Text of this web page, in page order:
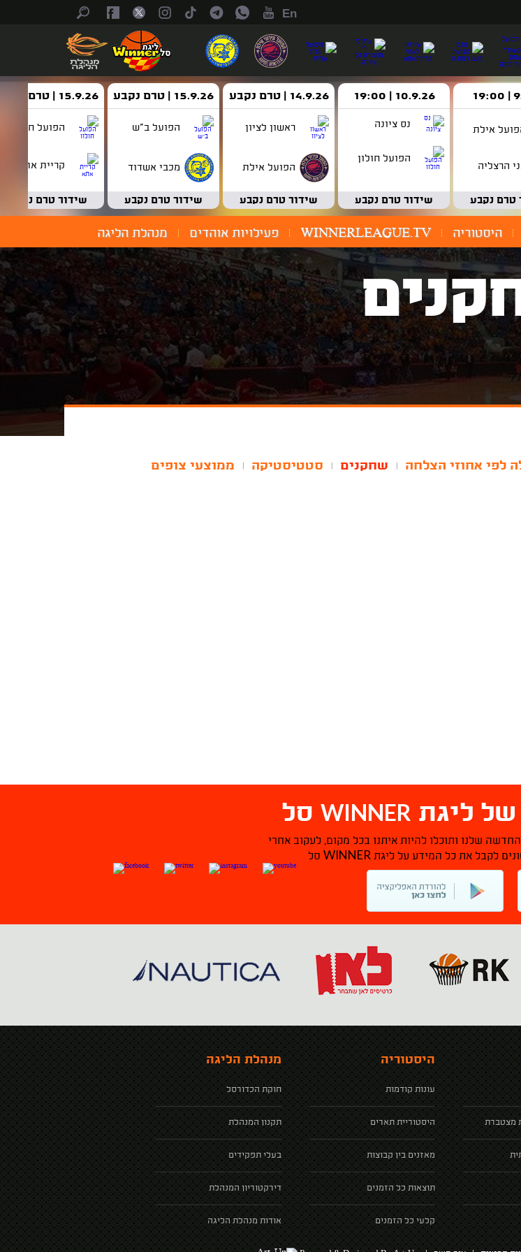
En
אילת
הרצליה
טרם נקבע
10.9.26 | 19:00
נס ציונה
הפועל חולון
שידור טרם נקבע
14.9.26 | טרם נקבע
ראשון לציון
הפועל אילת
שידור טרם נקבע
15.9.26 | טרם נקבע
הפועל ב"ש
מכבי אשדוד
שידור טרם נקבע
15.9.26 | טרם נקבע
הפועל חולון
קריית אתא
שידור טרם נקבע
היסטוריה WINNERLEAGUE.TV פעילויות אוהדים מנהלת הליגה
לפי אחוזי הצלחה שחקנים סטטיסטיקה ממוצעי צופים
ליגת WINNER סל
שלנו ותוכלו להיות איתנו בכל מקום, לעקוב אחרי
לקבל את כל המידע על ליגת WINNER סל
מצטברת
היסטוריה
עונות קודמות
היסטוריית תארים
מאזנים בין קבוצות
תוצאות כל הזמנים
קלעי כל הזמנים
מנהלת הליגה
חוקת הכדורסל
תקנון המנהלת
בעלי תפקידים
דירקטוריון המנהלת
אודות מנהלת הליגה